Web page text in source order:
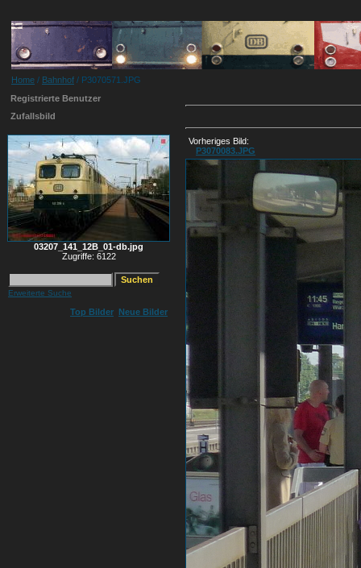
Home / Bahnhof / P3070571.JPG
Registrierte Benutzer
Zufallsbild
03207_141_12B_01-db.jpg
Zugriffe: 6122
Erweiterte Suche
Top Bilder Neue Bilder
Vorheriges Bild:
P3070083.JPG